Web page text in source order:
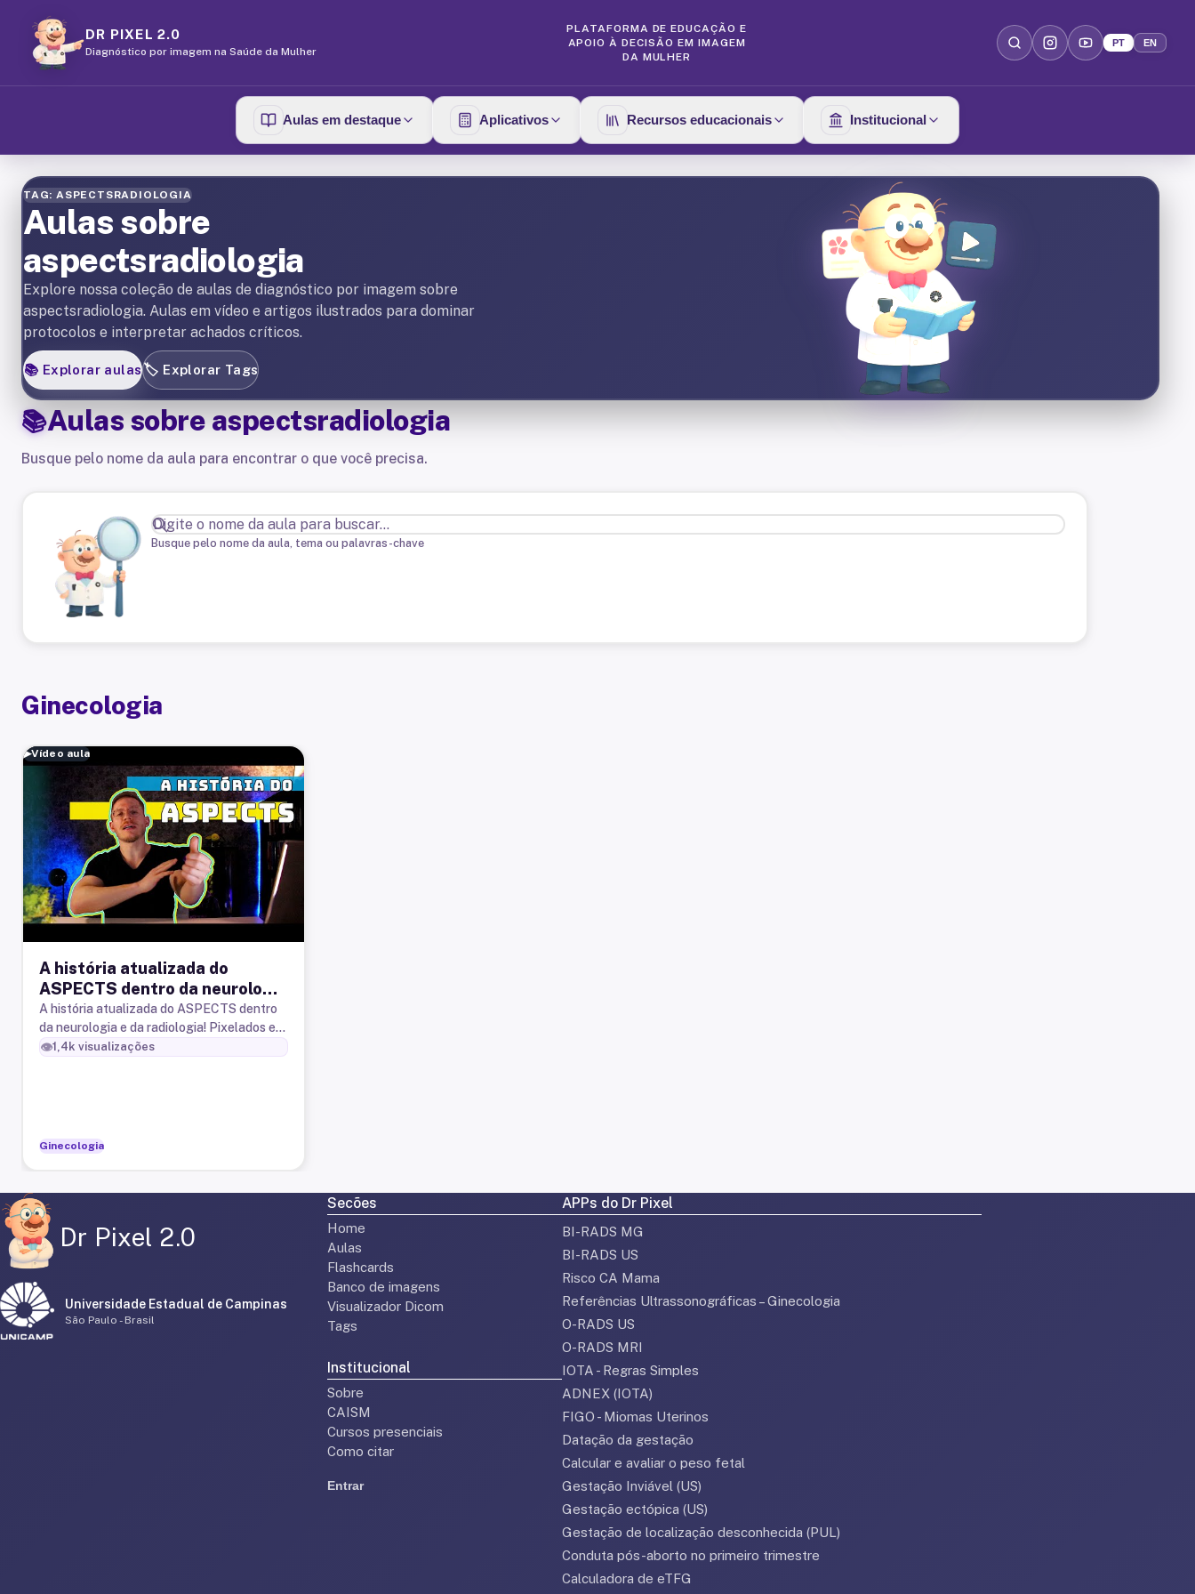
DR PIXEL 2.0
Diagnóstico por imagem na Saúde da Mulher
PLATAFORMA DE EDUCAÇÃO E
APOIO À DECISÃO EM IMAGEM
DA MULHER
PT EN
Aulas em destaque Aplicativos Recursos educacionais Institucional
TAG: ASPECTSRADIOLOGIA
Aulas sobre
aspectsradiologia
Explore nossa coleção de aulas de diagnóstico por imagem sobre
aspectsradiologia. Aulas em vídeo e artigos ilustrados para dominar
protocolos e interpretar achados críticos.
📚 Explorar aulas🏷️ Explorar Tags
Aulas sobreaspectsradiologia
Busque pelo nome da aula para encontrar o que você precisa.
Busque pelo nome da aula, tema ou palavras-chave
Ginecologia
▶Vídeo aula
A história atualizada do
ASPECTS dentro da neurologia
e da radiologia
A história atualizada do ASPECTS dentro
da neurologia e da radiologia! Pixelados e
pixeladas! O ASPECTS é uma escala semi-
👁️1,4k visualizações
Ginecologia
Dr Pixel 2.0
Universidade Estadual de Campinas
São Paulo - Brasil
Secões
Home
Aulas
Flashcards
Banco de imagens
Visualizador Dicom
Tags
Institucional
Sobre
CAISM
Cursos presenciais
Como citar
Entrar
APPs do Dr Pixel
BI-RADS MG
BI-RADS US
Risco CA Mama
Referências Ultrassonográficas – Ginecologia
O-RADS US
O-RADS MRI
IOTA - Regras Simples
ADNEX (IOTA)
FIGO - Miomas Uterinos
Datação da gestação
Calcular e avaliar o peso fetal
Gestação Inviável (US)
Gestação ectópica (US)
Gestação de localização desconhecida (PUL)
Conduta pós-aborto no primeiro trimestre
Calculadora de eTFG